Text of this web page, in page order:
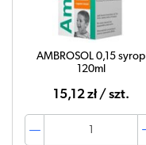
AMBROSOL 0,15 syrop
120ml
15,12 zł / szt.